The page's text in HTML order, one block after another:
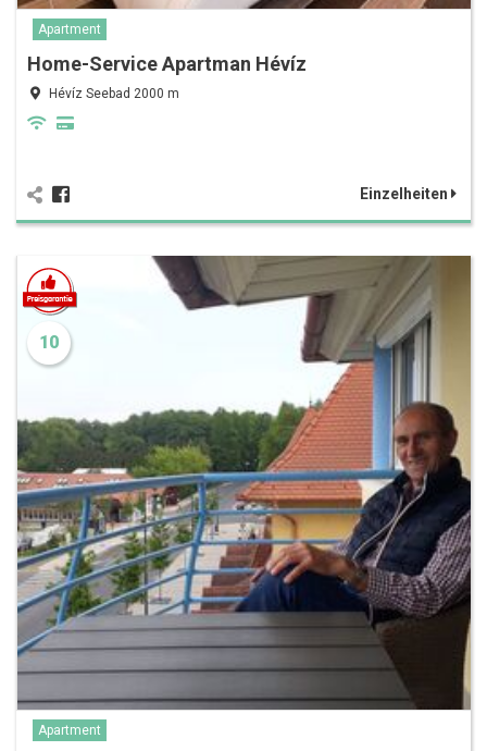
Apartment
Home-Service Apartman Hévíz
Hévíz Seebad 2000 m
Einzelheiten
10
Apartment